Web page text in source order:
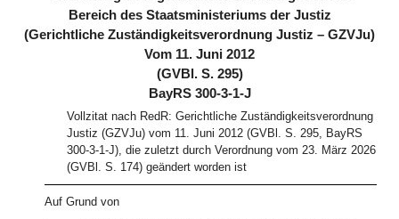
Bereich des Staatsministeriums der Justiz
(Gerichtliche Zuständigkeitsverordnung Justiz – GZVJu)
Vom 11. Juni 2012
(GVBl. S. 295)
BayRS 300-3-1-J
Vollzitat nach RedR: Gerichtliche Zuständigkeitsverordnung
Justiz (GZVJu) vom 11. Juni 2012 (GVBl. S. 295, BayRS
300-3-1-J), die zuletzt durch Verordnung vom 23. März 2026
(GVBl. S. 174) geändert worden ist
Auf Grund von